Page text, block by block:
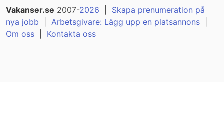
Vakanser.se 2007-2026
Skapa prenumeration på
nya jobb
Arbetsgivare: Lägg upp en platsannons
Om oss
Kontakta oss